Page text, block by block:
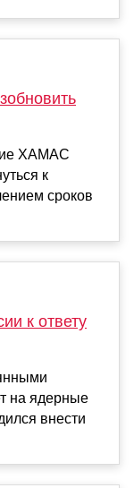
ХАМАС
к
сроков
к ответу
на ядерные
внести